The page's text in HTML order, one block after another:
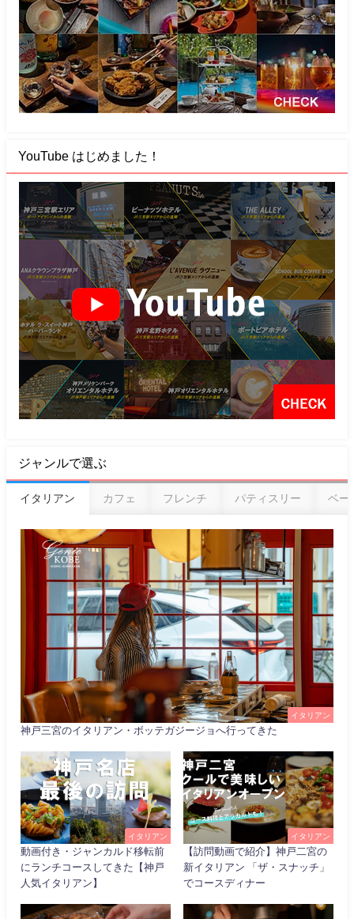
YouTube はじめました！
ジャンルで選ぶ
イタリアン カフェ フレンチ パティスリー ベー
イタリアン
神戸三宮のイタリアン・ボッテガジージョへ行ってきた
イタリアン
動画付き・ジャンカルド移転前
にランチコースしてきた【神戸
人気イタリアン】
イタリアン
【訪問動画で紹介】神戸二宮の
新イタリアン 「ザ・スナッチ」
でコースディナー